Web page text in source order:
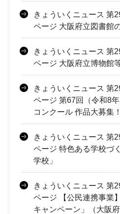
きょういくニュース 第
ページ 大阪府立図書館
きょういくニュース 第
ページ 大阪府立博物館
きょういくニュース 第
ページ 第67回（令和8
コンクール 作品大募集
きょういくニュース 第
ページ 特色ある学校づ
学校」
きょういくニュース 第
ページ 【公民連携事業
キャンペーン」（大阪